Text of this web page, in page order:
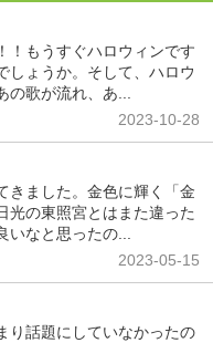
！もうすぐハロウィンです
しょうか。そして、ハロウ
の歌が流れ、あ...
2023-10-28
きました。金色に輝く「金
光の東照宮とはまた違った
なと思ったの...
2023-05-15
り話題にしていなかったの